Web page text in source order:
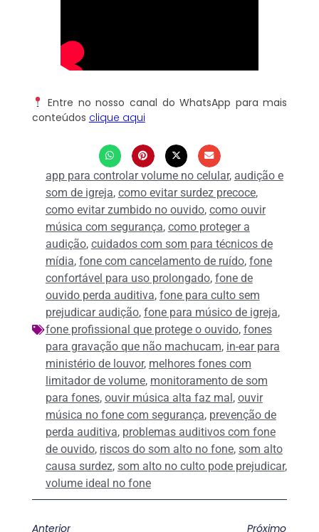
Entre no nosso canal do WhatsApp para mais
conteúdos clique aqui
app para controlar volume no celular, audição e
som de igreja, como evitar surdez precoce,
como evitar zumbido no ouvido, como ouvir
música com segurança, como proteger a
audição, cuidados com som para técnicos de
mídia, fone com cancelamento de ruído, fone
confortável para uso prolongado, fone de
ouvido perda auditiva, fone para culto sem
prejudicar audição, fone para músico de igreja,
fone profissional que protege o ouvido, fones
para gravação que não machucam, in-ear para
ministério de louvor, melhores fones com
limitador de volume, monitoramento de som
para fones, ouvir música alta faz mal, ouvir
música no fone com segurança, prevenção de
perda auditiva, problemas auditivos com fone
de ouvido, riscos do som alto no fone, som alto
causa surdez, som alto no culto pode prejudicar,
volume ideal no fone
Anterior Próximo